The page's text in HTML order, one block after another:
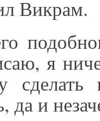
Викрам.
я
сделать
да и